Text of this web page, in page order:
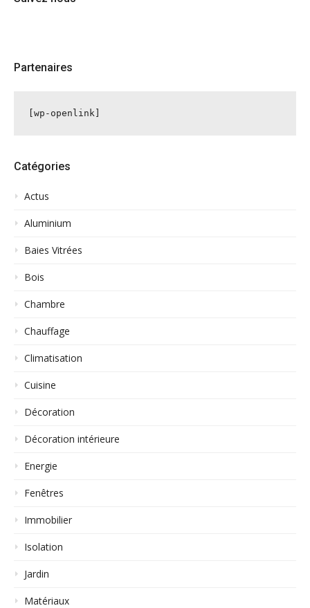
Partenaires
[wp-openlink]
Catégories
Actus
Aluminium
Baies Vitrées
Bois
Chambre
Chauffage
Climatisation
Cuisine
Décoration
Décoration intérieure
Energie
Fenêtres
Immobilier
Isolation
Jardin
Matériaux